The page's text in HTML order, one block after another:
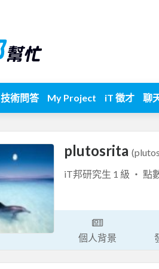
技術問答 My Project iT 徵才 聊
plutosrita
iT邦研究生 1 級 ‧ 點
個人背景